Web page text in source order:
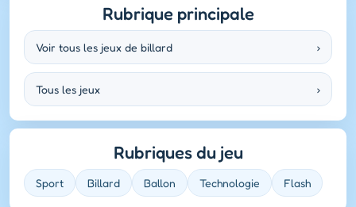
Rubrique principale
Voir tous les jeux de billard ›
Tous les jeux ›
Rubriques du jeu
Sport Billard Ballon Technologie Flash